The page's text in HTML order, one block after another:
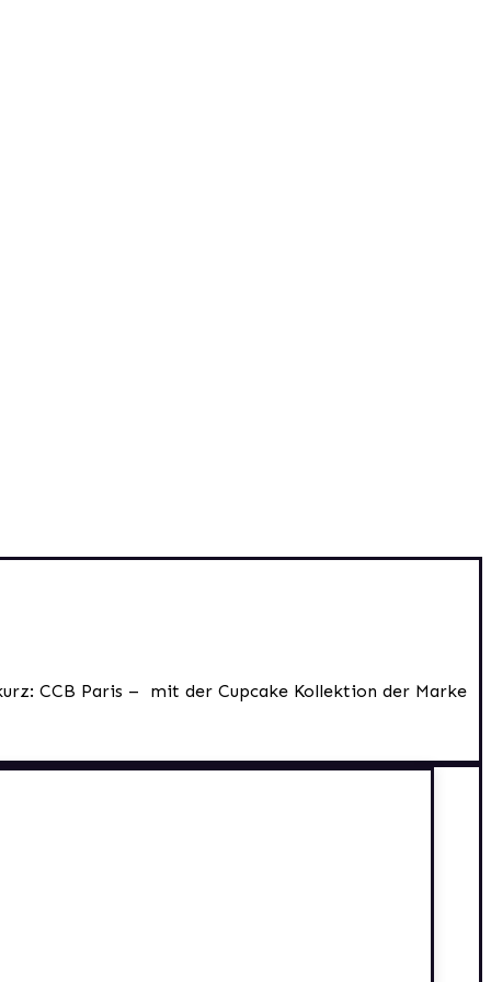
CCB Paris – mit der Cupcake Kollektion der Marke